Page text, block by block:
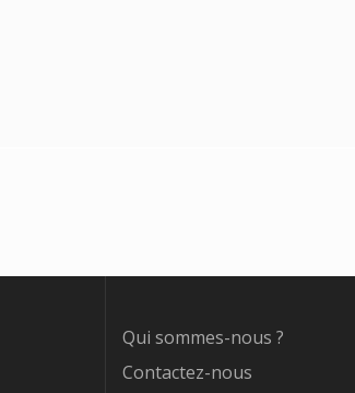
Qui sommes-nous ?
Contactez-nous